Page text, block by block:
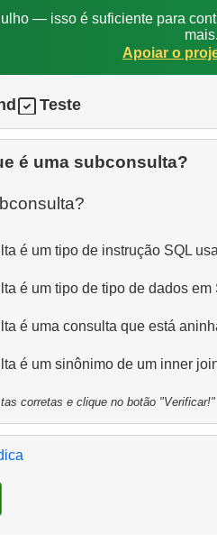
— isso é suficiente para
mais.
Apoiar o
Teste
é uma subconsulta?
é um tipo de instrução SQL
é um tipo de tipo de dados em
é uma consulta que está
é um sinônimo de um inner
corretas e clique no botão "Verificar!"